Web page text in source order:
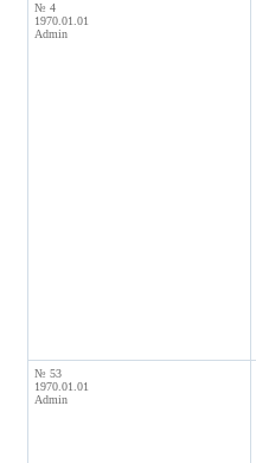
№ 4
1970.01.01
Admin
№ 53
1970.01.01
Admin